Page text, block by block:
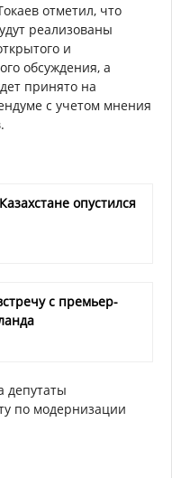
отметил, что
реализованы
и
обсуждения, а
принято на
с учетом мнения
опустился
с премьер-
депутаты
по модернизации